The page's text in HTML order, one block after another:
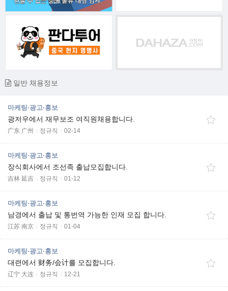
일반 채용정보
마케팅·광고·홍보
광저우에서 재무보조 여직원채용합니다.
广东 广州 정규직 02-14
마케팅·광고·홍보
장식회사에서 조선족 출납모집합니다.
吉林 延吉 정규직 01-12
마케팅·광고·홍보
남경에서 출납 및 통번역 가능한 인재 모집 합니다.
江苏 南京 정규직 01-04
마케팅·광고·홍보
대련에서 财务/会计를 모집합니다.
辽宁 大连 정규직 12-21